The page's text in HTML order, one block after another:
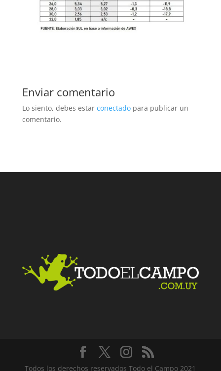
Enviar comentario
Lo siento, debes estar conectadopara publicar un
comentario.
Todos los derechos reservados Todo el Campo 2021
Facebook